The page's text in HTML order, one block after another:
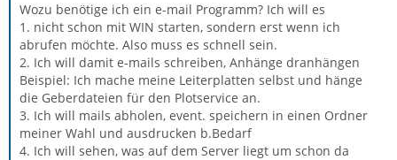
Wozu benötige ich ein e-mail Programm? Ich will es
1. nicht schon mit WIN starten, sondern erst wenn ich
abrufen möchte. Also muss es schnell sein.
2. Ich will damit e-mails schreiben, Anhänge dranhängen
Beispiel: Ich mache meine Leiterplatten selbst und hänge
die Geberdateien für den Plotservice an.
3. Ich will mails abholen, event. speichern in einen Ordner
meiner Wahl und ausdrucken b.Bedarf
4. Ich will sehen, was auf dem Server liegt um schon da